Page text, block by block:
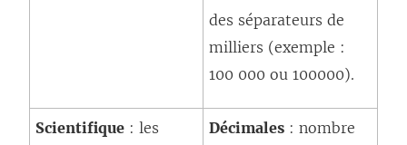
des séparateurs de
milliers (exemple :
100 000 ou 100000).
Scientifique : les
Décimales : nombre